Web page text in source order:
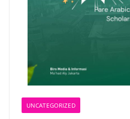
UNCATEGORIZED